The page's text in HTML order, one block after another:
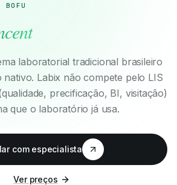
BOFU
laboratorial tradicional brasileiro
Labix não compete pelo LIS
precificação, BI, visitação)
que o laboratório já usa.
com especialista
Ver preços